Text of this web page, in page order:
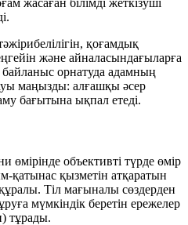
жасаған білімді жеткізуші
қоғамдық
және айналасындағыларға
орнатуда адамның
маңызды: алғашқы әсер
бағытына ықпал етеді.
объективті түрде өмір
қызметін атқаратын
Тіл мағыналы сөздерден
мүмкіндік беретін ережелер
тұрады.